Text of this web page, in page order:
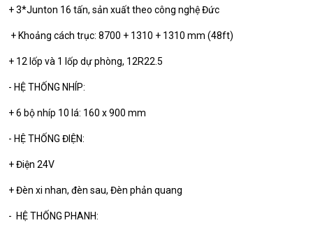
+ 3*Junton 16 tấn, sản xuất theo công nghệ Đức
+ Khoảng cách trục: 8700 + 1310 + 1310 mm (48ft)
+ 12 lốp và 1 lốp dự phòng, 12R22.5
- HỆ THỐNG NHÍP:
+ 6 bộ nhíp 10 lá: 160 x 900 mm
- HỆ THỐNG ĐIỆN:
+ Điện 24V
+ Đèn xi nhan, đèn sau, Đèn phản quang
- HỆ THỐNG PHANH: